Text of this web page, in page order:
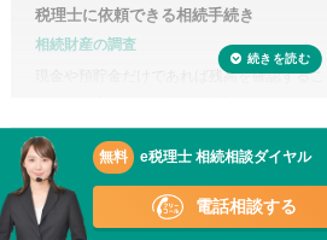
税理士に依頼できる相続手続き
相続財産の調査
現金や預貯金だけであれば残高を確認する
調査する必要があります。
また、株式や貴金属、不動産などは評価をす
財産調査と相続税申告は共通する書類が多い
とで合わせて収集・管理が可能になり、取り
税理士へ相続手続きを頼むと費用相
相続税の申告を依頼する場合の費用相場は
無料 e税理士 相続相談ダイヤル
電話相談する